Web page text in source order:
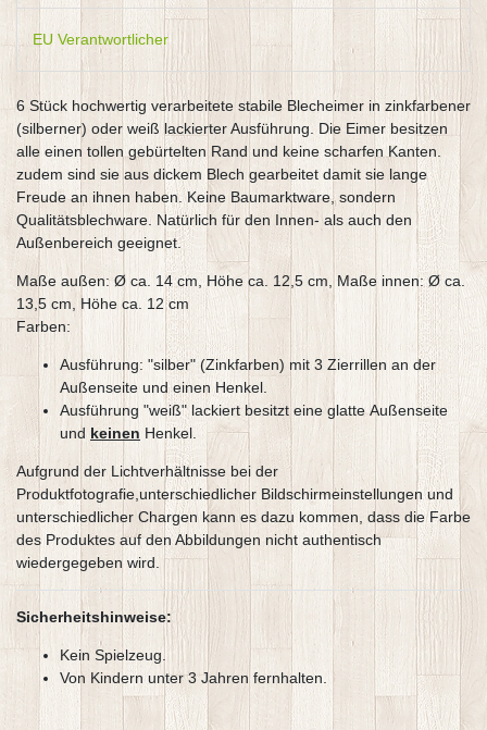
EU Verantwortlicher
6 Stück hochwertig verarbeitete stabile Blecheimer in zinkfarbener
(silberner) oder weiß lackierter Ausführung. Die Eimer besitzen
alle einen tollen gebürtelten Rand und keine scharfen Kanten.
zudem sind sie aus dickem Blech gearbeitet damit sie lange
Freude an ihnen haben. Keine Baumarktware, sondern
Qualitätsblechware. Natürlich für den Innen- als auch den
Außenbereich geeignet.
Maße außen: Ø ca. 14 cm, Höhe ca. 12,5 cm, Maße innen: Ø ca.
13,5 cm, Höhe ca. 12 cm
Farben:
Ausführung: "silber" (Zinkfarben) mit 3 Zierrillen an der
Außenseite und einen Henkel.
Ausführung "weiß" lackiert besitzt eine glatte Außenseite
und keinen Henkel.
Aufgrund der Lichtverhältnisse bei der
Produktfotografie,unterschiedlicher Bildschirmeinstellungen und
unterschiedlicher Chargen kann es dazu kommen, dass die Farbe
des Produktes auf den Abbildungen nicht authentisch
wiedergegeben wird.
Sicherheitshinweise:
Kein Spielzeug.
Von Kindern unter 3 Jahren fernhalten.